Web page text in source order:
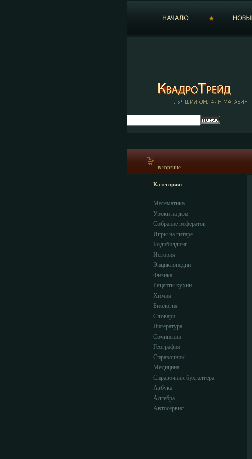
в корзине
Категории:
Математика
Уроки на дом
Собрание рефератов
Игры на гитаре
Бодибилдинг
История
Энциклопедии
Физика
Рецепты кухни
Химия
Биология
Словари
Литература
Сочинении
География
Справочник
Медицина
Справочник бухгалтера
Азбука
Алгебра
Автосервис